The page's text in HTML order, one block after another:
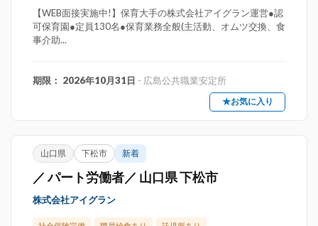
【WEB面接実施中!】保育大手の株式会社アイグラン運営●認
可保育園●定員130名●保育業務全般(主活動、オムツ交換、食
事介助...
期限： 2026年10月31日 - 広島公共職業安定所
★お気に入り
山口県 下松市 新着
／ パート労働者／ 山口県 下松市
株式会社アイグラン